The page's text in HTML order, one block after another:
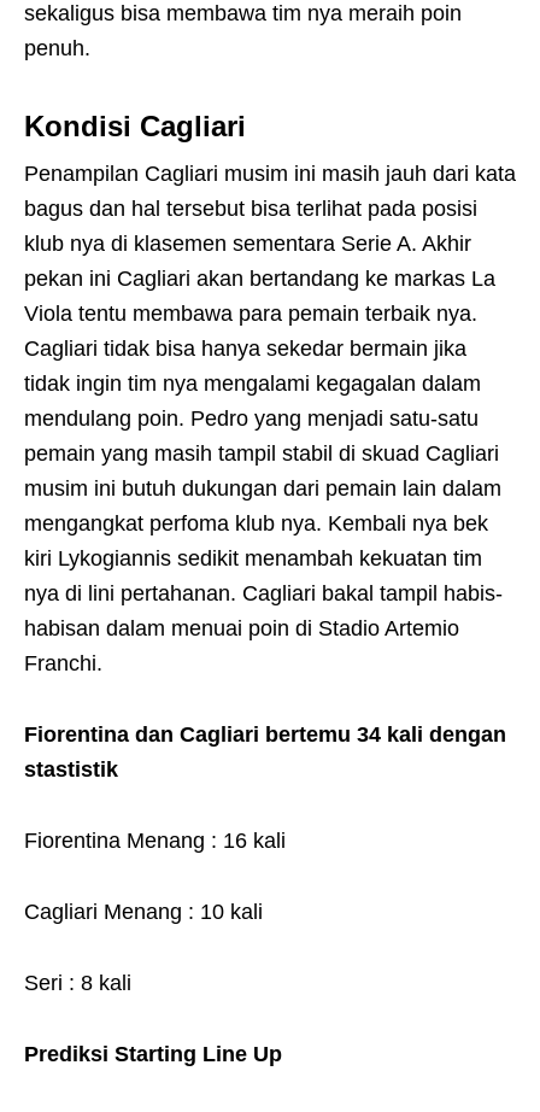
sekaligus bisa membawa tim nya meraih poin
penuh.
Kondisi Cagliari
Penampilan Cagliari musim ini masih jauh dari kata
bagus dan hal tersebut bisa terlihat pada posisi
klub nya di klasemen sementara Serie A. Akhir
pekan ini Cagliari akan bertandang ke markas La
Viola tentu membawa para pemain terbaik nya.
Cagliari tidak bisa hanya sekedar bermain jika
tidak ingin tim nya mengalami kegagalan dalam
mendulang poin. Pedro yang menjadi satu-satu
pemain yang masih tampil stabil di skuad Cagliari
musim ini butuh dukungan dari pemain lain dalam
mengangkat perfoma klub nya. Kembali nya bek
kiri Lykogiannis sedikit menambah kekuatan tim
nya di lini pertahanan. Cagliari bakal tampil habis-
habisan dalam menuai poin di Stadio Artemio
Franchi.
Fiorentina dan Cagliari bertemu 34 kali dengan
stastistik
Fiorentina Menang : 16 kali
Cagliari Menang : 10 kali
Seri : 8 kali
Prediksi Starting Line Up